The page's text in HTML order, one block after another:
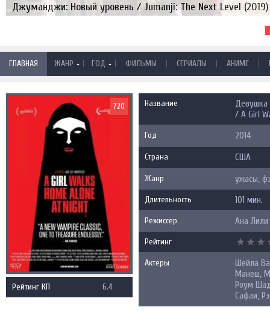
Джуманджи: Новый уровень / Jumanji: The Next Level (2019)
ГЛАВНАЯ ЖАНР | ГОД | ФИЛЬМЫ | СЕРИАЛЫ | АНИМЕ |
720
Рейтинг КП 6.4
Название
Девушка
/ A Girl
Год 2014
Страна США
Жанр ужасы,
Длительность 101 мин.
Режиссер Ана
Рейтинг
Актеры
Шейла
Манеш,
Роум
Сафаи,